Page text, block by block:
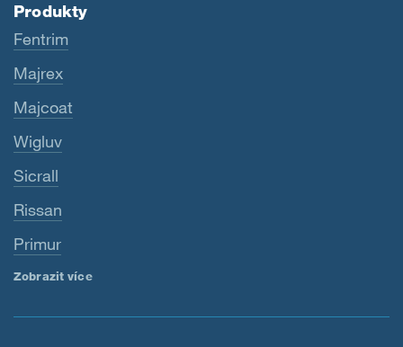
Produkty
Fentrim
Majrex
Majcoat
Wigluv
Sicrall
Rissan
Primur
Zobrazit více